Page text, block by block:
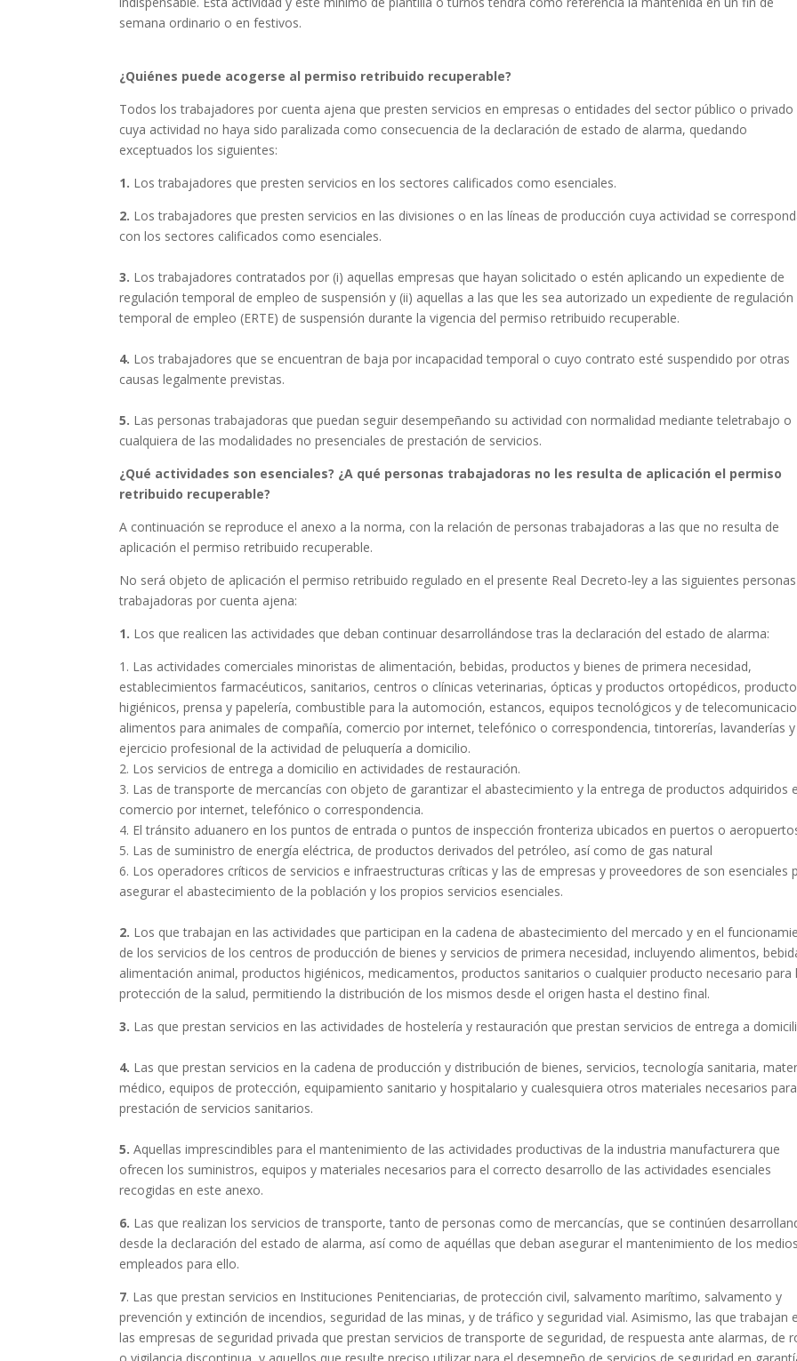
semana ordinario o en festivos.
¿Quiénes puede acogerse al permiso retribuido recuperable?
Todos los trabajadores por cuenta ajena que presten servicios en empresas o entidades del sector público o privado
cuya actividad no haya sido paralizada como consecuencia de la declaración de estado de alarma, quedando
exceptuados los siguientes:
1. Los trabajadores que presten servicios en los sectores calificados como esenciales.
2. Los trabajadores que presten servicios en las divisiones o en las líneas de producción cuya actividad se
con los sectores calificados como esenciales.
3. Los trabajadores contratados por (i) aquellas empresas que hayan solicitado o estén aplicando un expediente de
regulación temporal de empleo de suspensión y (ii) aquellas a las que les sea autorizado un expediente de regulación
temporal de empleo (ERTE) de suspensión durante la vigencia del permiso retribuido recuperable.
4. Los trabajadores que se encuentran de baja por incapacidad temporal o cuyo contrato esté suspendido por otras
causas legalmente previstas.
5. Las personas trabajadoras que puedan seguir desempeñando su actividad con normalidad mediante teletrabajo o
cualquiera de las modalidades no presenciales de prestación de servicios.
¿Qué actividades son esenciales? ¿A qué personas trabajadoras no les resulta de aplicación el permiso
retribuido recuperable?
A continuación se reproduce el anexo a la norma, con la relación de personas trabajadoras a las que no resulta de
aplicación el permiso retribuido recuperable.
No será objeto de aplicación el permiso retribuido regulado en el presente Real Decreto-ley a las siguientes personas
trabajadoras por cuenta ajena:
1. Los que realicen las actividades que deban continuar desarrollándose tras la declaración del estado de alarma:
1. Las actividades comerciales minoristas de alimentación, bebidas, productos y bienes de primera necesidad,
establecimientos farmacéuticos, sanitarios, centros o clínicas veterinarias, ópticas y productos ortopédicos,
higiénicos, prensa y papelería, combustible para la automoción, estancos, equipos tecnológicos y de
alimentos para animales de compañía, comercio por internet, telefónico o correspondencia, tintorerías, lavanderías
ejercicio profesional de la actividad de peluquería a domicilio.
2. Los servicios de entrega a domicilio en actividades de restauración.
3. Las de transporte de mercancías con objeto de garantizar el abastecimiento y la entrega de productos adquiridos
comercio por internet, telefónico o correspondencia.
4. El tránsito aduanero en los puntos de entrada o puntos de inspección fronteriza ubicados en puertos o
5. Las de suministro de energía eléctrica, de productos derivados del petróleo, así como de gas natural
6. Los operadores críticos de servicios e infraestructuras críticas y las de empresas y proveedores de son esenciales
asegurar el abastecimiento de la población y los propios servicios esenciales.
2. Los que trabajan en las actividades que participan en la cadena de abastecimiento del mercado y en el
de los servicios de los centros de producción de bienes y servicios de primera necesidad, incluyendo alimentos,
alimentación animal, productos higiénicos, medicamentos, productos sanitarios o cualquier producto necesario para
protección de la salud, permitiendo la distribución de los mismos desde el origen hasta el destino final.
3. Las que prestan servicios en las actividades de hostelería y restauración que prestan servicios de entrega a
4. Las que prestan servicios en la cadena de producción y distribución de bienes, servicios, tecnología sanitaria,
médico, equipos de protección, equipamiento sanitario y hospitalario y cualesquiera otros materiales necesarios
prestación de servicios sanitarios.
5. Aquellas imprescindibles para el mantenimiento de las actividades productivas de la industria manufacturera que
ofrecen los suministros, equipos y materiales necesarios para el correcto desarrollo de las actividades esenciales
recogidas en este anexo.
6. Las que realizan los servicios de transporte, tanto de personas como de mercancías, que se continúen
desde la declaración del estado de alarma, así como de aquéllas que deban asegurar el mantenimiento de los
empleados para ello.
7. Las que prestan servicios en Instituciones Penitenciarias, de protección civil, salvamento marítimo, salvamento y
prevención y extinción de incendios, seguridad de las minas, y de tráfico y seguridad vial. Asimismo, las que trabajan
las empresas de seguridad privada que prestan servicios de transporte de seguridad, de respuesta ante alarmas, de